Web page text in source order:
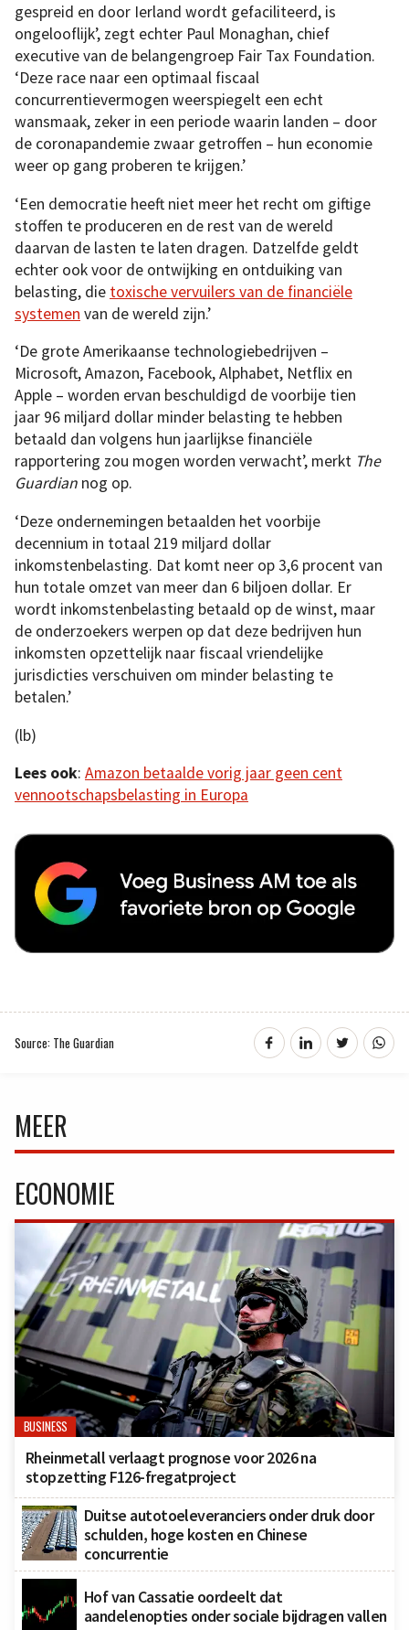
gespreid en door Ierland wordt gefaciliteerd, is
ongelooflijk’, zegt echter Paul Monaghan, chief
executive van de belangengroep Fair Tax Foundation.
‘Deze race naar een optimaal fiscaal
concurrentievermogen weerspiegelt een echt
wansmaak, zeker in een periode waarin landen – door
de coronapandemie zwaar getroffen – hun economie
weer op gang proberen te krijgen.’
‘Een democratie heeft niet meer het recht om giftige
stoffen te produceren en de rest van de wereld
daarvan de lasten te laten dragen. Datzelfde geldt
echter ook voor de ontwijking en ontduiking van
belasting, die toxische vervuilers van de financiële
systemen van de wereld zijn.’
‘De grote Amerikaanse technologiebedrijven –
Microsoft, Amazon, Facebook, Alphabet, Netflix en
Apple – worden ervan beschuldigd de voorbije tien
jaar 96 miljard dollar minder belasting te hebben
betaald dan volgens hun jaarlijkse financiële
rapportering zou mogen worden verwacht’, merkt The
Guardian nog op.
‘Deze ondernemingen betaalden het voorbije
decennium in totaal 219 miljard dollar
inkomstenbelasting. Dat komt neer op 3,6 procent van
hun totale omzet van meer dan 6 biljoen dollar. Er
wordt inkomstenbelasting betaald op de winst, maar
de onderzoekers werpen op dat deze bedrijven hun
inkomsten opzettelijk naar fiscaal vriendelijke
jurisdicties verschuiven om minder belasting te
betalen.’
(lb)
Lees ook: Amazon betaalde vorig jaar geen cent
vennootschapsbelasting in Europa
Source: The Guardian
MEER
ECONOMIE
BUSINESS
Rheinmetall verlaagt prognose voor 2026 na
stopzetting F126-fregatproject
Duitse autotoeleveranciers onder druk door
schulden, hoge kosten en Chinese
concurrentie
Hof van Cassatie oordeelt dat
aandelenopties onder sociale bijdragen vallen